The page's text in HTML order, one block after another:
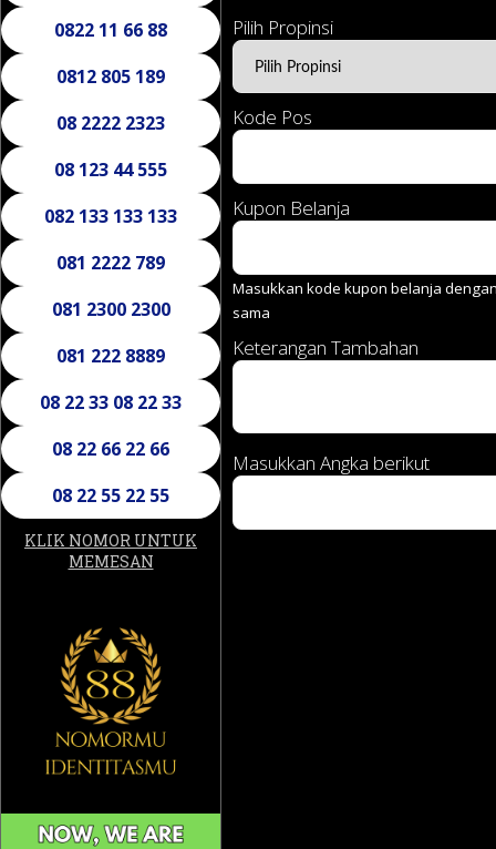
0822 11 66 88
0812 805 189
08 2222 2323
08 123 44 555
082 133 133 133
081 2222 789
081 2300 2300
081 222 8889
08 22 33 08 22 33
08 22 66 22 66
08 22 55 22 55
KLIK NOMOR UNTUK
MEMESAN
Pilih Propinsi
Kode Pos
Kupon Belanja
Masukkan kode kupon belanja
sama
Keterangan Tambahan
Masukkan Angka berikut